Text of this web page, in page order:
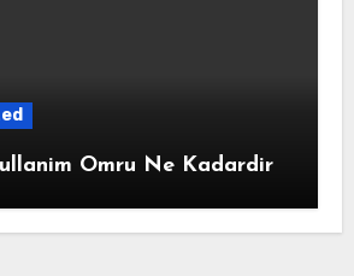
Omru Ne Kadardir